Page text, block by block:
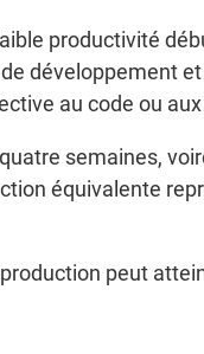
productivité
développement
au code ou
semaines,
équivalente
peut